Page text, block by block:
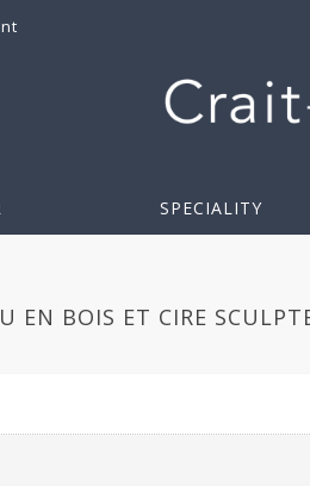
SPECIALITY
EN BOIS ET CIRE